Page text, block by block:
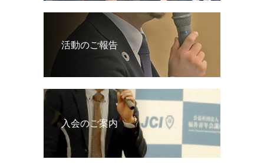
活動のご報告
入会のご案内